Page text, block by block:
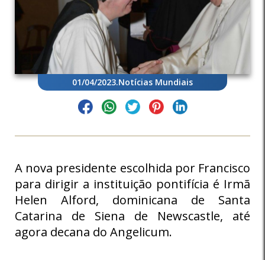
01/04/2023.Notícias Mundiais
A nova presidente escolhida por Francisco
para dirigir a instituição pontifícia é Irmã
Helen Alford, dominicana de Santa
Catarina de Siena de Newscastle, até
agora decana do Angelicum.